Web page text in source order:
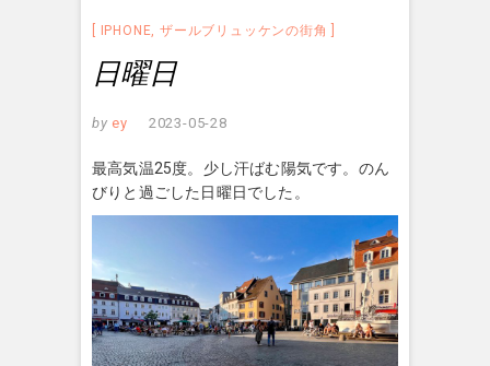
IPHONE,ザールブリュッケンの街角
日曜日
by ey 2023-05-28
最高気温25度。少し汗ばむ陽気です。のん
びりと過ごした日曜日でした。